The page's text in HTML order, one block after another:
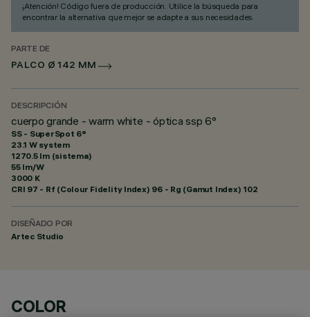
¡Atención! Código fuera de producción. Utilice la búsqueda para
encontrar la alternativa que mejor se adapte a sus necesidades.
PARTE DE
PALCO Ø 142 MM
DESCRIPCIÓN
cuerpo grande - warm white - óptica ssp 6°
SS - SuperSpot 6°
23.1 W system
1270.5 lm (sistema)
55 lm/W
3000 K
CRI 97 - Rf (Colour Fidelity Index) 96 - Rg (Gamut Index) 102
DISEÑADO POR
Artec Studio
COLOR